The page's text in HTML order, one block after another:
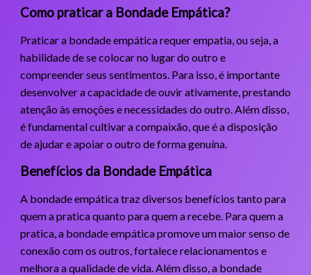
Como praticar a Bondade Empática?
Praticar a bondade empática requer empatia, ou seja, a
habilidade de se colocar no lugar do outro e
compreender seus sentimentos. Para isso, é importante
desenvolver a capacidade de ouvir ativamente, prestando
atenção às emoções e necessidades do outro. Além disso,
é fundamental cultivar a compaixão, que é a disposição
de ajudar e apoiar o outro de forma genuína.
Benefícios da Bondade Empática
A bondade empática traz diversos benefícios tanto para
quem a pratica quanto para quem a recebe. Para quem a
pratica, a bondade empática promove um maior senso de
conexão com os outros, fortalece relacionamentos e
melhora a qualidade de vida. Além disso, a bondade